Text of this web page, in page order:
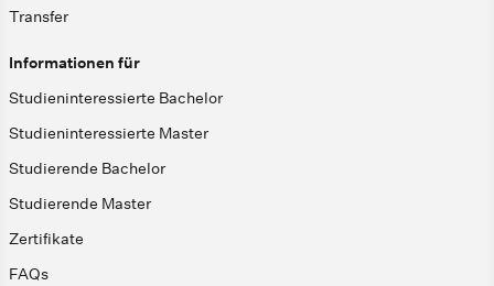
Transfer
Informationen für
Studieninteressierte Bachelor
Studieninteressierte Master
Studierende Bachelor
Studierende Master
Zertifikate
FAQs